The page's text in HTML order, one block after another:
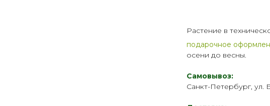
Растение в
подарочное
осени до весны.
Самовывоз:
Санкт-Петербург, ул.